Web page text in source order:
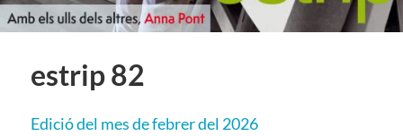
estrip 82
Edició del mes de febrer del 2026